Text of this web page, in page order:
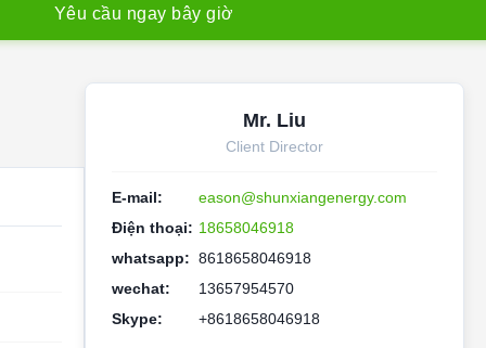
Yêu cầu ngay bây giờ
Mr. Liu
Client Director
E-mail:
eason@shunxiangenergy.com
Điện thoại: 18658046918
whatsapp: 8618658046918
wechat:
13657954570
Skype:
+8618658046918